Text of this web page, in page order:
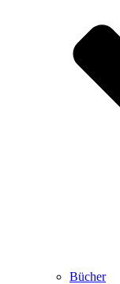
Bücher